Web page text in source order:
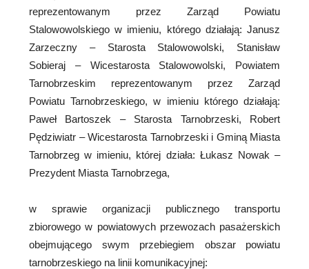
reprezentowanym przez Zarząd Powiatu
Stalowowolskiego w imieniu, którego działają: Janusz
Zarzeczny – Starosta Stalowowolski, Stanisław
Sobieraj – Wicestarosta Stalowowolski, Powiatem
Tarnobrzeskim reprezentowanym przez Zarząd
Powiatu Tarnobrzeskiego, w imieniu którego działają:
Paweł Bartoszek – Starosta Tarnobrzeski, Robert
Pędziwiatr – Wicestarosta Tarnobrzeski i Gminą Miasta
Tarnobrzeg w imieniu, której działa: Łukasz Nowak –
Prezydent Miasta Tarnobrzega,
w sprawie organizacji publicznego transportu
zbiorowego w powiatowych przewozach pasażerskich
obejmującego swym przebiegiem obszar powiatu
tarnobrzeskiego na linii komunikacyjnej: